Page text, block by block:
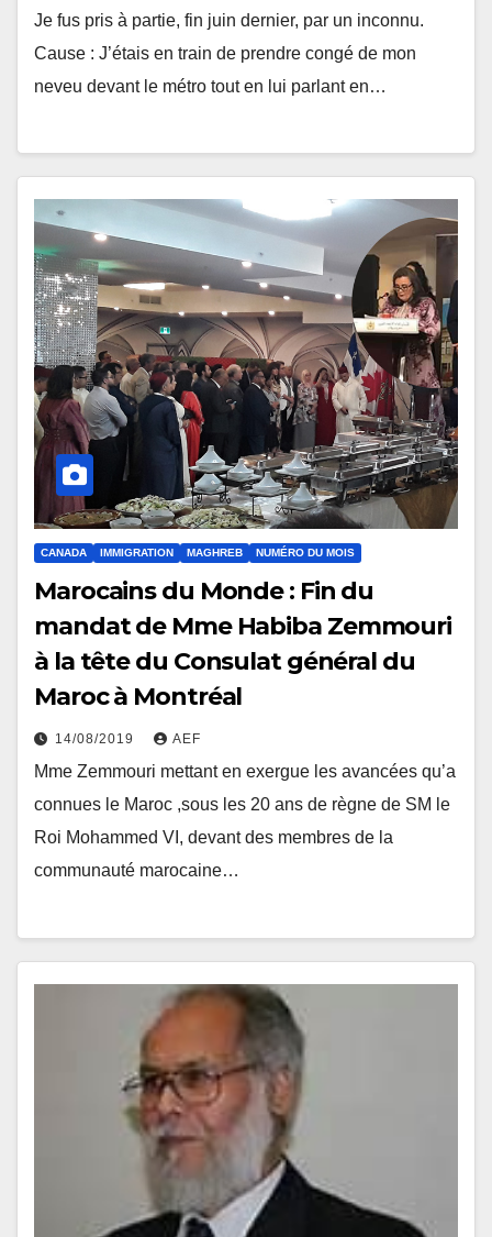
Je fus pris à partie, fin juin dernier, par un inconnu.
Cause : J’étais en train de prendre congé de mon
neveu devant le métro tout en lui parlant en…
CANADA IMMIGRATION MAGHREB NUMÉRO DU MOIS
Marocains du Monde : Fin du
mandat de Mme Habiba Zemmouri
à la tête du Consulat général du
Maroc à Montréal
14/08/2019 AEF
Mme Zemmouri mettant en exergue les avancées qu’a
connues le Maroc ,sous les 20 ans de règne de SM le
Roi Mohammed VI, devant des membres de la
communauté marocaine…